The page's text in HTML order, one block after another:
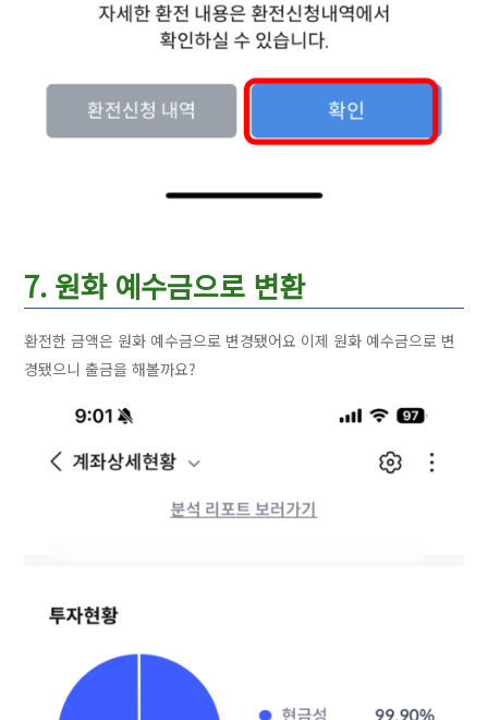
7. 원화 예수금으로 변환
환전한 금액은 원화 예수금으로 변경됐어요 이제 원화 예수금으로 변
경됐으니 출금을 해볼까요?